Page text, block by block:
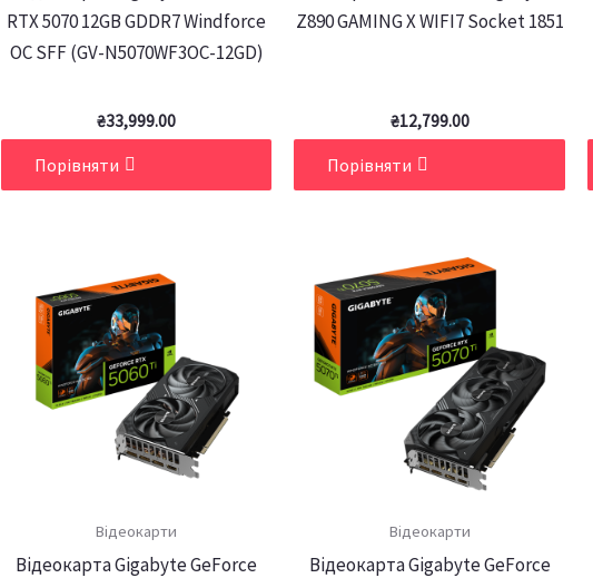
RTX 5070 12GB GDDR7 Windforce
OC SFF (GV-N5070WF3OC-12GD)
₴33,999.00
Порівняти
Z890 GAMING X WIFI7 Socket 1851
₴12,799.00
Порівняти
Відеокарти
Відеокарта Gigabyte GeForce
Відеокарти
Відеокарта Gigabyte GeForce